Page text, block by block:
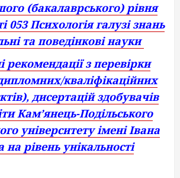
(бакалаврського) рівня
053 Психологія галузі знань
та поведінкові науки
рекомендації з перевірки
кваліфікаційних
дисертацій здобувачів
Кам’янець-Подільського
університету імені Івана
на рівень унікальності